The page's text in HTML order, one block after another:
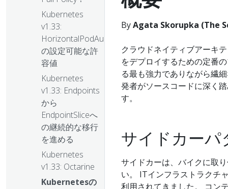
Kubernetes
v1.33:
HorizontalPodAutoscaler
の設定可能な許
容値
Kubernetes
v1.33: Endpoints
から
EndpointSliceへ
の継続的な移行
を進める
Kubernetes
v1.33: Octarine
Kubernetesの
ByAgata Skorupka (The
クラウドネイティブアーキ
をデプロイするための定番
る最も強力でありながら繊
発者がソースコードに深く
す。
サイドカーパ
サイドカーは、バイクに取
い。 ITインフラストラクチ
利用されてきました。 コン